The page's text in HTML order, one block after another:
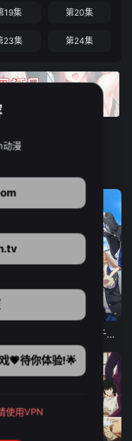
19集 第20集
23集 第24集
弹珠汽水瓶里的千岁同学
动漫
💗待你体验!🌟
使用VPN